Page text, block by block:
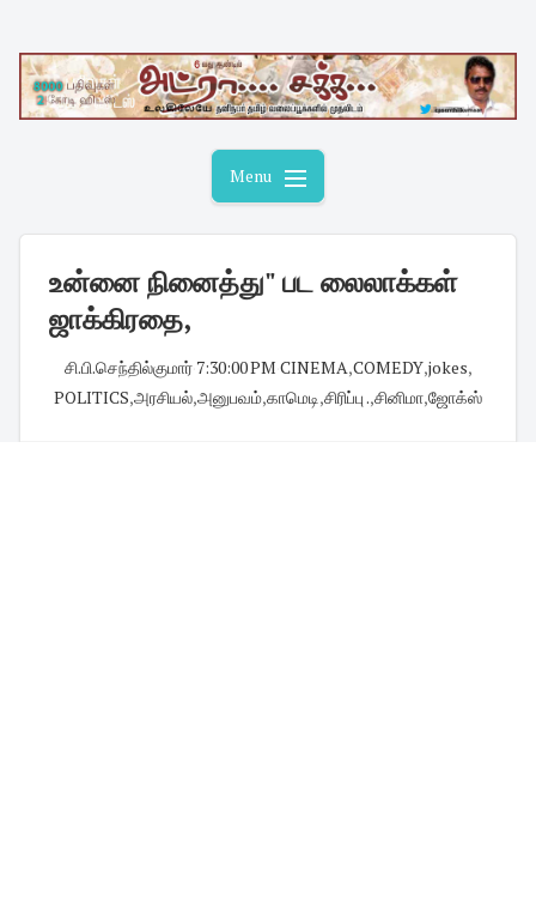
content
Menu
உன்னை நினைத்து" பட லைலாக்கள்
ஜாக்கிரதை,
சி.பி.செந்தில்குமார்· 7:30:00 PM CINEMA,COMEDY,jokes,
POLITICS,அரசியல்,அனுபவம்,காமெடி,சிரிப்பு .,சினிமா,ஜோக்ஸ்